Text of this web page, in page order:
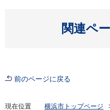
関連ペ
前のページに戻る
現在位置 横浜市トップページ